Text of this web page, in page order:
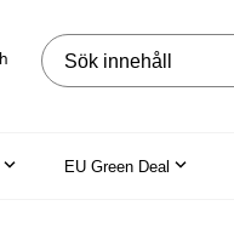
Sök på webbplatsen
EU Green Deal